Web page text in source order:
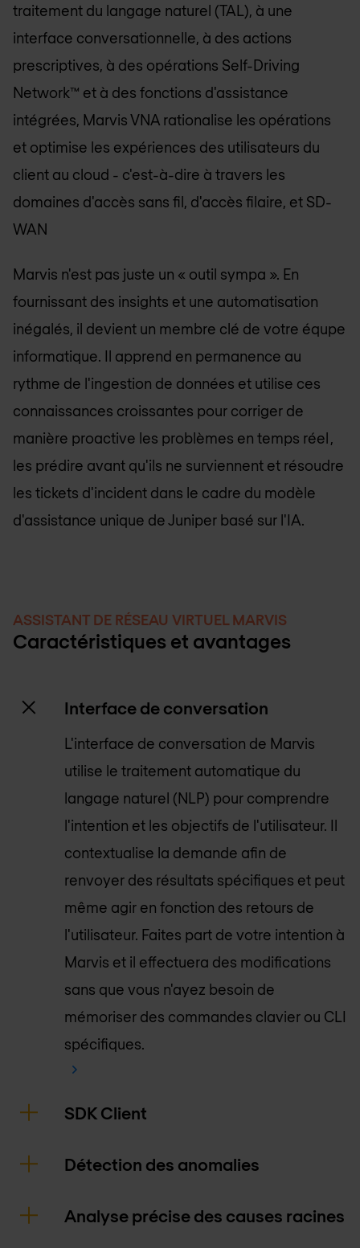
traitement du langage naturel (TAL), à une
interface conversationnelle, à des actions
prescriptives, à des opérations Self-Driving
Network™ et à des fonctions d'assistance
intégrées, Marvis VNA rationalise les opérations
et optimise les expériences des utilisateurs du
client au cloud - c'est-à-dire à travers les
domaines d'accès sans fil, d'accès filaire, et SD-
WAN
Marvis n'est pas juste un « outil sympa ». En
fournissant des insights et une automatisation
inégalés, il devient un membre clé de votre équpe
informatique. Il apprend en permanence au
rythme de l'ingestion de données et utilise ces
connaissances croissantes pour corriger de
manière proactive les problèmes en temps réel ,
les prédire avant qu'ils ne surviennent et résoudre
les tickets d'incident dans le cadre du modèle
d'assistance unique de Juniper basé sur l'IA.
ASSISTANT DE RÉSEAU VIRTUEL MARVIS
Caractéristiques et avantages
Interface de conversation
L'interface de conversation de Marvis
utilise le traitement automatique du
langage naturel (NLP) pour comprendre
l'intention et les objectifs de l'utilisateur. Il
contextualise la demande afin de
renvoyer des résultats spécifiques et peut
même agir en fonction des retours de
l'utilisateur. Faites part de votre intention à
Marvis et il effectuera des modifications
sans que vous n'ayez besoin de
mémoriser des commandes clavier ou CLI
spécifiques.
SDK Client
Détection des anomalies
Analyse précise des causes racines